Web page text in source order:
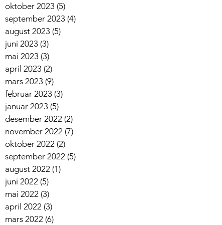
oktober 2023 (5)
september 2023 (4)
august 2023 (5)
juni 2023 (3)
mai 2023 (3)
april 2023 (2)
mars 2023 (9)
februar 2023 (3)
januar 2023 (5)
desember 2022 (2)
november 2022 (7)
oktober 2022 (2)
september 2022 (5)
august 2022 (1)
juni 2022 (5)
mai 2022 (3)
april 2022 (3)
mars 2022 (6)